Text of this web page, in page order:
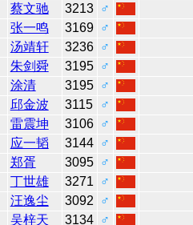
蔡文驰 3213
♂
张一鸣 3169
♂
汤靖轩 3236
♂
朱剑舜 3195
♂
涂清 3195
♂
邱金波 3115
♂
雷震坤 3106
♂
应一韬 3144
♂
郑胥 3095
♂
丁世雄 3271
♂
汪逸尘 3092
♂
吴梓天 3134
♂